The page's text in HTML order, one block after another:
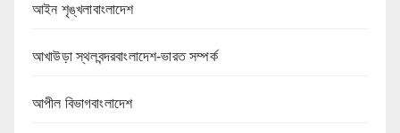
আইন শৃঙ্খলাবাংলাদেশ
আখাউড়া স্থলবন্দরবাংলাদেশ-ভারত সম্পর্ক
আপীল বিভাগবাংলাদেশ